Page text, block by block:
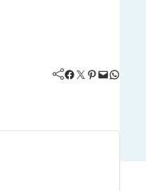
Facebook Twitter Pinterest Mail WhatsApp